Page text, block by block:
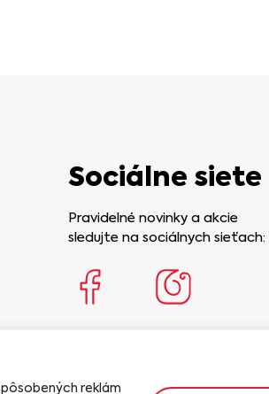
reklám
Sociálne siete
Pravidelné novinky a akcie
sledujte na sociálnych sieťach: